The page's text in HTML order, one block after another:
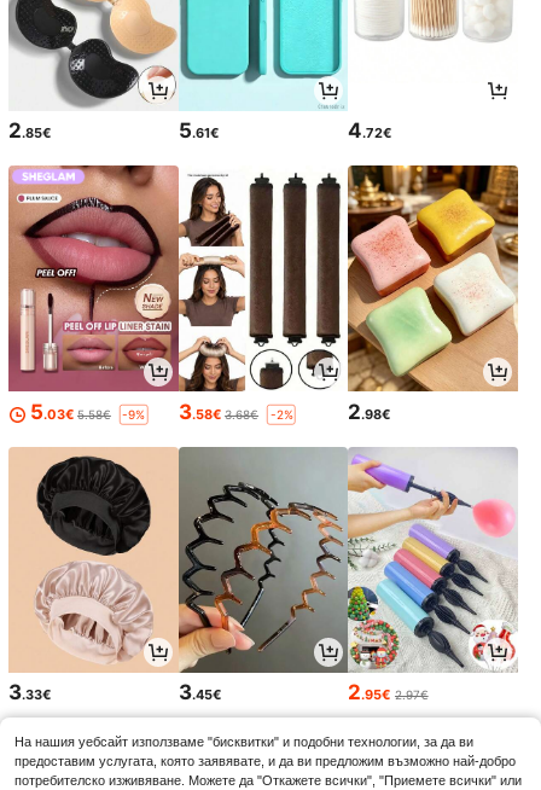
2.85€ 5.61€ 4.72€
5.03€ 5.58€ -9% 3.58€ 3.68€ -2% 2.98€
3.33€ 3.45€ 2.95€ 2.97€
На нашия уебсайт използваме "бисквитки" и подобни технологии, за да ви
предоставим услугата, която заявявате, и да ви предложим възможно най-добро
потребителско изживяване. Можете да "Откажете всички", "Приемете всички" или